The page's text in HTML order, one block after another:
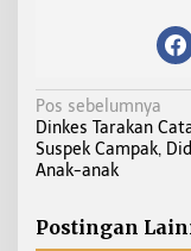
N
a
v
g
Pos sebelumnya
Dinkes Tarakan
Suspek Campak,
Anak-anak
Postingan